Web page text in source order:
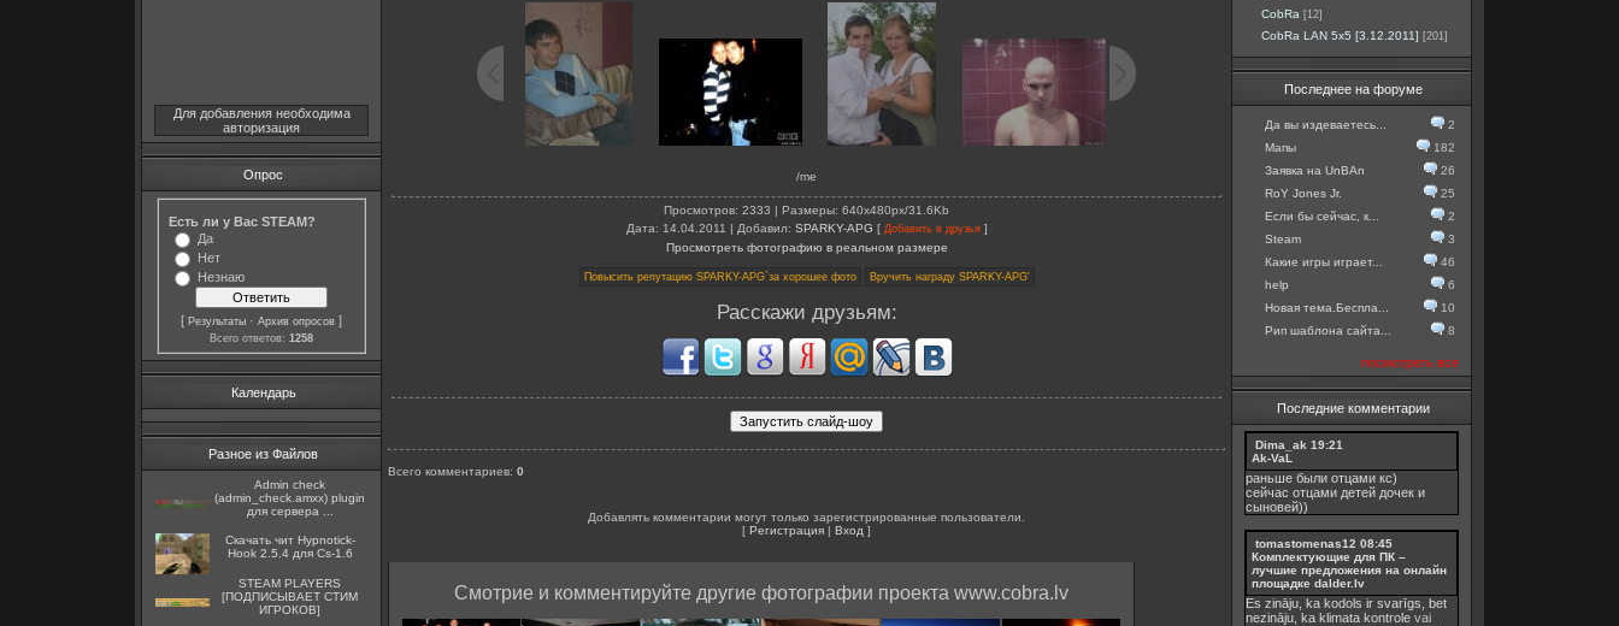
Для добавления необходима
авторизация
Опрос
Есть ли у Вас STEAM?
Да
Нет
Незнаю
[ Результаты · Архив опросов ]
Всего ответов: 1258
Календарь
Разное из Файлов
Admin check
(admin_check.amxx) plugin
для сервера ...
Скачать чит Hypnotick-
Hook 2.5.4 для Cs-1.6
STEAM PLAYERS
[ПОДПИСЫВАЕТ СТИМ
ИГРОКОВ]
/me
Просмотров: 2333 | Размеры: 640x480px/31.6Kb
Дата: 14.04.2011 | Добавил: SPARKY-APG [ Добавить в друзья]
Просмотреть фотографию в реальном размере
Расскажи друзьям:
Всего комментариев: 0
Добавлять комментарии могут только зарегистрированные пользователи.
[ Регистрация Вход ]
Смотрие и комментируйте другие фотографии проекта www.cobra.lv
CobRa [12]
CobRa LAN 5x5 [3.12.2011] [201]
Последнее на форуме
Да вы издеваетесь...
2
Мапы
182
Заявка на UnBAn
26
RoY Jones Jr.
25
Если бы сейчас, к...
2
Steam
3
Какие игры играет...
46
help
6
Новая тема.Беспла...
10
Рип шаблона сайта...
8
посмотреть все
Последние комментарии
Dima_ak 19:21
Ak-VaL
раньше были отцами кс)
сейчас отцами детей дочек и
сыновей))
tomastomenas12 08:45
Комплектующие для ПК –
лучшие предложения на онлайн
площадке dalder.lv
Es zināju, ka kodols ir svarīgs, bet
nezināju, ka klimata kontrole vai